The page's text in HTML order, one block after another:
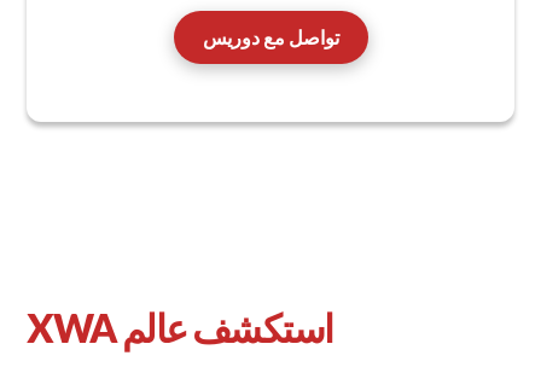
تواصل مع دوريس
استكشف عالم XWA